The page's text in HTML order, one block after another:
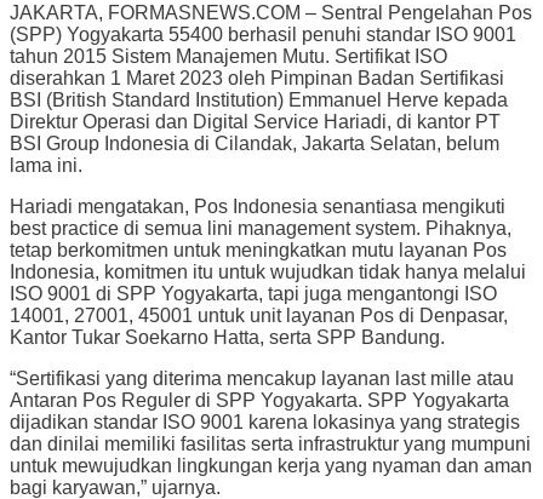
JAKARTA, FORMASNEWS.COM – Sentral Pengelahan Pos
(SPP) Yogyakarta 55400 berhasil penuhi standar ISO 9001
tahun 2015 Sistem Manajemen Mutu. Sertifikat ISO
diserahkan 1 Maret 2023 oleh Pimpinan Badan Sertifikasi
BSI (British Standard Institution) Emmanuel Herve kepada
Direktur Operasi dan Digital Service Hariadi, di kantor PT
BSI Group Indonesia di Cilandak, Jakarta Selatan, belum
lama ini.
Hariadi mengatakan, Pos Indonesia senantiasa mengikuti
best practice di semua lini management system. Pihaknya,
tetap berkomitmen untuk meningkatkan mutu layanan Pos
Indonesia, komitmen itu untuk wujudkan tidak hanya melalui
ISO 9001 di SPP Yogyakarta, tapi juga mengantongi ISO
14001, 27001, 45001 untuk unit layanan Pos di Denpasar,
Kantor Tukar Soekarno Hatta, serta SPP Bandung.
“Sertifikasi yang diterima mencakup layanan last mille atau
Antaran Pos Reguler di SPP Yogyakarta. SPP Yogyakarta
dijadikan standar ISO 9001 karena lokasinya yang strategis
dan dinilai memiliki fasilitas serta infrastruktur yang mumpuni
untuk mewujudkan lingkungan kerja yang nyaman dan aman
bagi karyawan,” ujarnya.